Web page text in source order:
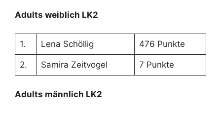
Adults weiblich LK2
1. Lena Schöllig 476 Punkte
2. Samira Zeitvogel 7 Punkte
Adults männlich LK2